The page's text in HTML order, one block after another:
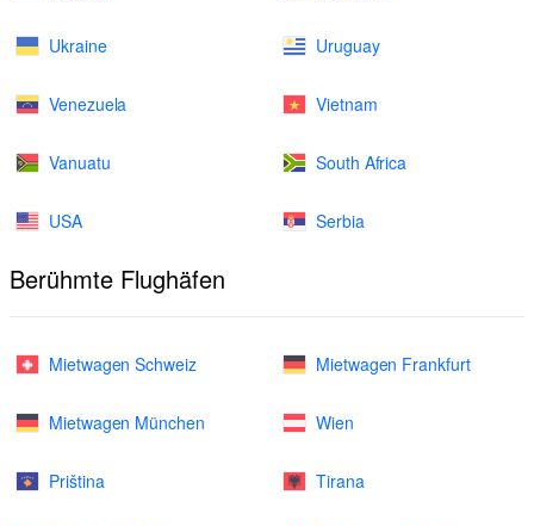
Ukraine Uruguay
Venezuela Vietnam
Vanuatu South Africa
USA Serbia
Berühmte Flughäfen
Mietwagen Schweiz Mietwagen Frankfurt
Mietwagen München Wien
Priština Tirana